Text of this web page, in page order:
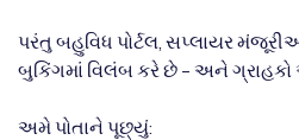
પરંતુ બહુવિધ પોર્ટલ, સપ્લાયર
બુકિંગમાં વિલંબ કરે છે - અને
અમે પોતાને પૂછ્યું: